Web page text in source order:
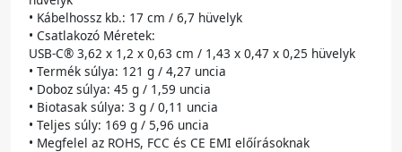
• Kábelhossz kb.: 17 cm / 6,7 hüvelyk
• Csatlakozó Méretek:
USB-C® 3,62 x 1,2 x 0,63 cm / 1,43 x 0,47 x 0,25 hüvelyk
• Termék súlya: 121 g / 4,27 uncia
• Doboz súlya: 45 g / 1,59 uncia
• Biotasak súlya: 3 g / 0,11 uncia
• Teljes súly: 169 g / 5,96 uncia
• Megfelel az ROHS, FCC és CE EMI előírásoknak